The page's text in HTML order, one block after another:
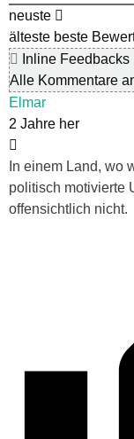
neuste
älteste beste
Inline Feedbacks
Alle Kommentare
Elmar
2 Jahre her
In einem Land, wo
politisch motivierte
offensichtlich nicht.